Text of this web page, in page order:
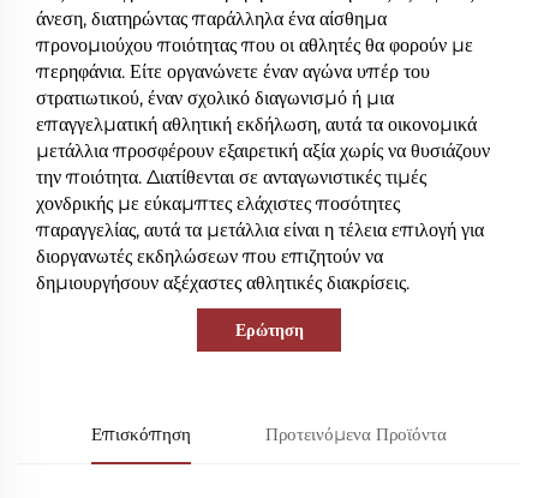
άνεση, διατηρώντας παράλληλα ένα αίσθημα
προνομιούχου ποιότητας που οι αθλητές θα φορούν με
περηφάνια. Είτε οργανώνετε έναν αγώνα υπέρ του
στρατιωτικού, έναν σχολικό διαγωνισμό ή μια
επαγγελματική αθλητική εκδήλωση, αυτά τα οικονομικά
μετάλλια προσφέρουν εξαιρετική αξία χωρίς να θυσιάζουν
την ποιότητα. Διατίθενται σε ανταγωνιστικές τιμές
χονδρικής με εύκαμπτες ελάχιστες ποσότητες
παραγγελίας, αυτά τα μετάλλια είναι η τέλεια επιλογή για
διοργανωτές εκδηλώσεων που επιζητούν να
δημιουργήσουν αξέχαστες αθλητικές διακρίσεις.
Ερώτηση
Επισκόπηση Προτεινόμενα Προϊόντα